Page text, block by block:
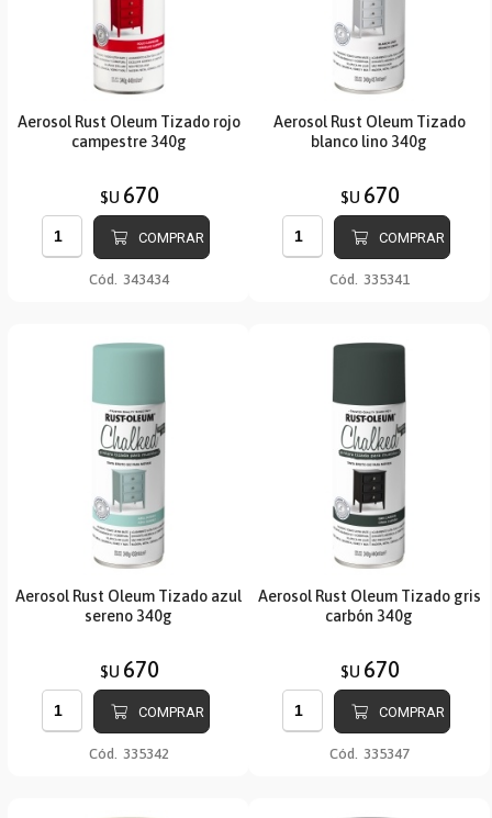
Aerosol Rust Oleum Tizado rojo
campestre 340g
$U 670
COMPRAR
Cód. 343434
Aerosol Rust Oleum Tizado
blanco lino 340g
$U 670
COMPRAR
Cód. 335341
Aerosol Rust Oleum Tizado azul
sereno 340g
$U 670
COMPRAR
Cód. 335342
Aerosol Rust Oleum Tizado gris
carbón 340g
$U 670
COMPRAR
Cód. 335347